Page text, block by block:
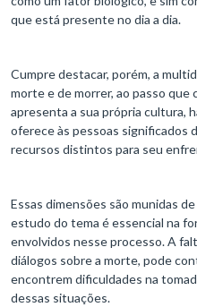
que está presente no dia a dia.
Cumpre destacar, porém, a
morte e de morrer, ao passo que
apresenta a sua própria cultura,
oferece às pessoas significados
recursos distintos para seu
Essas dimensões são munidas
estudo do tema é essencial na
envolvidos nesse processo. A
diálogos sobre a morte, pode
encontrem dificuldades na
dessas situações.